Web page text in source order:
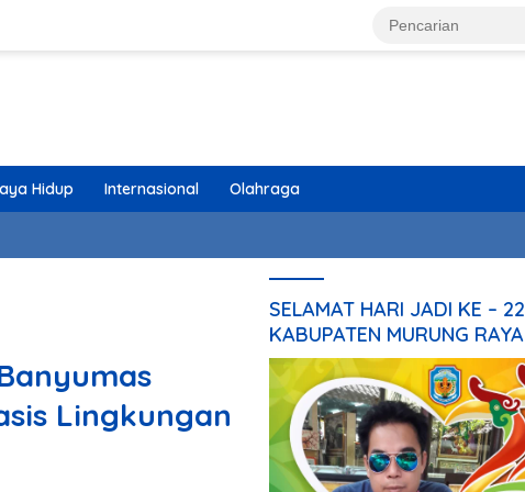
Hidup Internasional Olahraga
Lingkungan
SELAMAT HARI JADI KE – 22
KABUPATEN MURUNG RAYA